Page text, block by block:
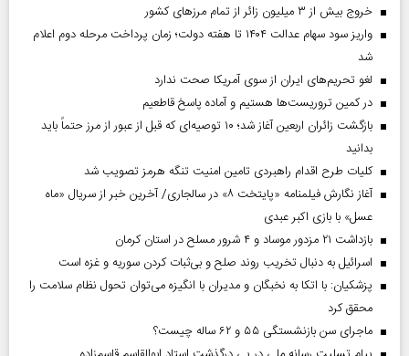
خروج بیش از ۳ میلیون زائر از تمام مرز‌های کشور
واریز سود سهام عدالت ۱۴۰۴ تا هفته دولت؛ زمان پرداخت مرحله دوم اعلام
شد
لغو تحریم‌های ایران از سوی آمریکا صحت ندارد
در کمین تروریست‌ها هستیم و آماده پاسخ قاطعیم
بازگشت زائران اربعین آغاز شد؛ ۱۰ توصیه‌ای که قبل از عبور از مرز حتماً باید
بدانید
کلیات طرح اقدام راهبردی تامین امنیت تنگه هرمز تصویب شد
آغاز نگارش فیلمنامه «پایتخت ۸» در سالجاری/ آخرین خبر از سریال «ماه
عسل» با بازی اکبر عبدی
بازداشت ۲۱ مزدور موساد و ۴ شرور مسلح در استان کرمان
اسرائیل به دنبال تخریب روند صلح و بی‌ثبات کردن سوریه و غزه است
پزشکیان: با اتکا به نخبگان و مدیران با انگیزه می‌توان تحول نظام سلامت را
محقق کرد
ماجرای سن بازنشستگی ۵۵ و ۶۲ ساله چیست؟